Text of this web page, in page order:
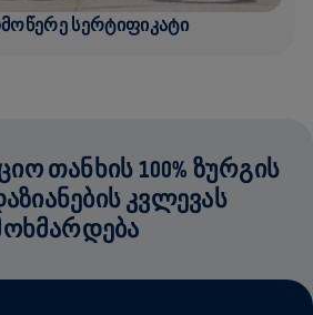
ᲡᲔᲠᲢᲘᲤᲘᲙᲐᲢᲘ
ᲗᲐᲜᲮᲘᲡ 100% ᲖᲣᲠᲒᲘᲡ
ᲙᲕᲚᲔᲕᲐᲡ